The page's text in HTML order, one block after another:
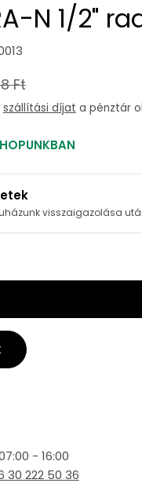
N 1/2"
Ft
szállítási díjat a pénztár
visszaigazolása
For Danfoss
Quantity For
- 16:00
30 222 50 36